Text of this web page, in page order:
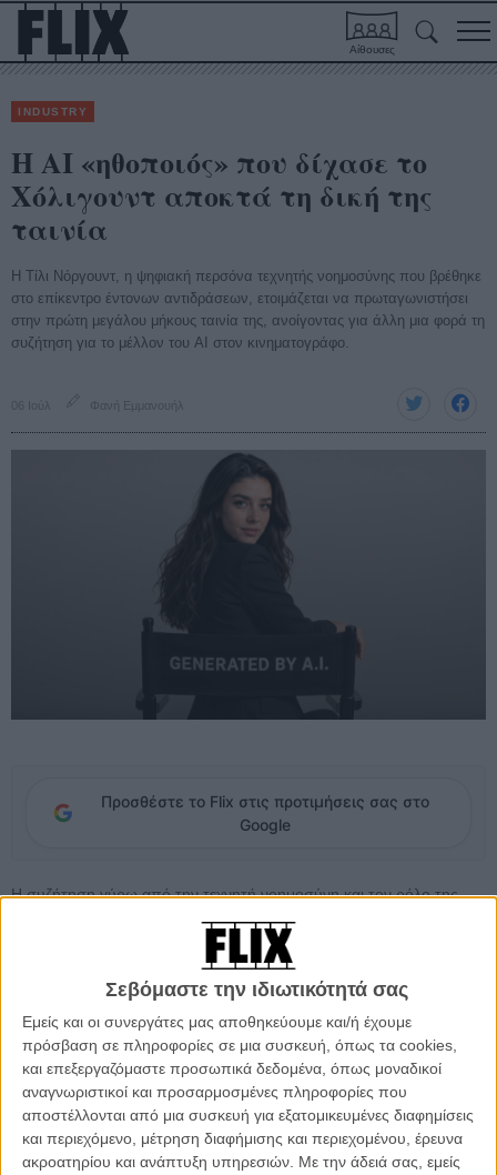
Σεβόμαστε την ιδιωτικότητά σας
Εμείς και οι συνεργάτες μας αποθηκεύουμε και/ή έχουμε
πρόσβαση σε πληροφορίες σε μια συσκευή, όπως τα cookies,
και επεξεργαζόμαστε προσωπικά δεδομένα, όπως μοναδικοί
αναγνωριστικοί και προσαρμοσμένες πληροφορίες που
αποστέλλονται από μια συσκευή για εξατομικευμένες διαφημίσεις
και περιεχόμενο, μέτρηση διαφήμισης και περιεχομένου, έρευνα
ακροατηρίου και ανάπτυξη υπηρεσιών. Με την άδειά σας, εμείς
Αίθουσες
INDUSTRY
Η AI «ηθοποιός» που δίχασε το
Χόλιγουντ αποκτά τη δική της
ταινία
Η Τίλι Νόργουντ, η ψηφιακή περσόνα τεχνητής νοημοσύνης που βρέθηκε
στο επίκεντρο έντονων αντιδράσεων, ετοιμάζεται να πρωταγωνιστήσει
στην πρώτη μεγάλου μήκους ταινία της, ανοίγοντας για άλλη μια φορά τη
συζήτηση για το μέλλον του AI στον κινηματογράφο.
06 Ιούλ Φανή Εμμανουήλ
Προσθέστε το Flix στις προτιμήσεις σας στο
Google
Η συζήτηση γύρω από την τεχνητή νοημοσύνη και τον ρόλο της
αποτελεί η Τίλι Νόργουντ, η AI περσόνα που βρέθηκε στο επίκεντρο
έντονων αντιδράσεων το 2025, όταν άρχισε να συζητείται το
ενδεχόμενο να αντιμετωπίζεται επαγγελματικά ως «ηθοποιός».
Η εταιρεία Particle 6 που την έχει δημιουργήσει και παράλληλα την
εκπροσωπεί, ανακοίνωσε πως η Νόργουντ θα πρωταγωνιστήσει
στο «Misaligned», μια νέα μεγάλου μήκους ταινία που βρίσκεται στα
πρώτα στάδια ανάπτυξης και φιλοδοξεί να εξερευνήσει τη σχέση
ανθρώπου και τεχνητής νοημοσύνης μέσα από μια σατιρική αλλά
και υπαρξιακή ματιά.